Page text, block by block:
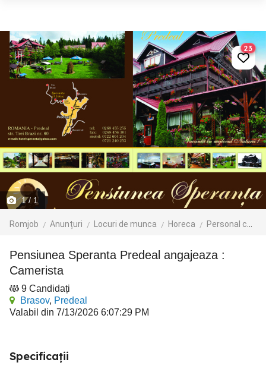
1/ 1
Romjob Anunțuri Locuri de munca Horeca Personal curatenie si cameristi
23
Pensiunea Speranta Predeal angajeaza :
Camerista
9 Candidați
Brasov, Predeal
Valabil din 7/13/2026 6:07:29 PM
Specificații